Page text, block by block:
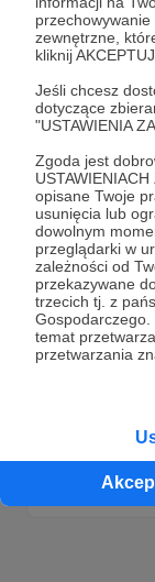
zewnętrzne,
kliknij
Jeśli chcesz
dotyczące
"USTAWIENIA
Zgoda jest
opisane Twoje
usunięcia lub
dowolnym
przeglądarki w
zależności od
przekazywane
trzecich tj. z
Gospodarczego.
temat
przetwarzania
której co chwila
patron
20.09.2020 Brak
wypożyczać :)
wypożyczalnia